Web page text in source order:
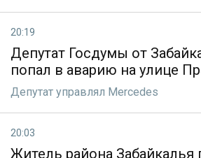
20:19
Депутат Госдумы от
попал в аварию на улице
Депутат управлял Mercedes
20:03
Житель района Забайкалья